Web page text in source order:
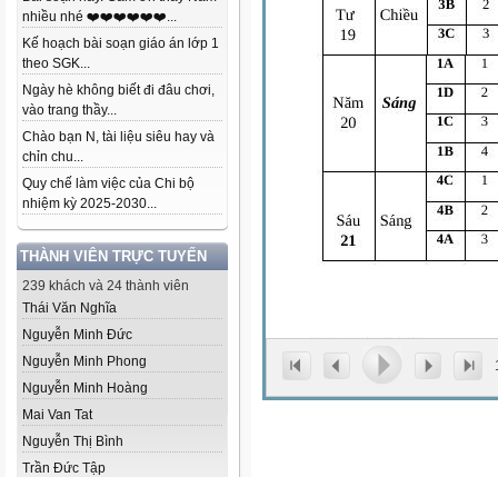
nhiều nhé ❤️❤️❤️❤️❤️❤️...
Kế hoạch bài soạn giáo án lớp 1
theo SGK...
Ngày hè không biết đi đâu chơi,
vào trang thầy...
Chào bạn N, tài liệu siêu hay và
chỉn chu...
Quy chế làm việc của Chi bộ
nhiệm kỳ 2025-2030...
THÀNH VIÊN TRỰC TUYẾN
239 khách và 24 thành viên
Thái Văn Nghĩa
Nguyễn Minh Đức
Nguyễn Minh Phong
Nguyễn Minh Hoàng
Mai Van Tat
Nguyễn Thị Bình
Trần Đức Tập